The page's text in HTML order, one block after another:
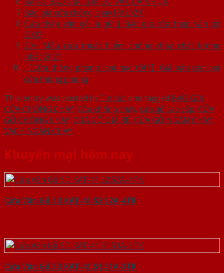
Báo giá cửa chống cháy [8/2021]
Cửa thép vân gỗ là gì? | Báo giá cửa thép vân gỗ
2022
20+ Mẫu cửa thoát hiểm chống cháy chất lượng
nhất 2021
【Cửa thông phòng loại nào tốt?】Giá bán các loại
cửa thông phòng
This entry was posted in Tin tứcand tagged BÁO GIÁ
CỬA CHỐNG CHÁY, Cửa chống cháy, cửa gỗ cao cấp, CỬA
GỖ CHỐNG CHÁY, CỬA GỖ GIÁ RẺ, CỬA GỖ NGĂN CHÁY,
VÁCH NGĂN CHÁY.
Khuyến mại hôm nay
Cửa Vân Gỗ 5D KAT-41.52.52A-4TK
Cửa Vân Gỗ 5D KAT-41.51.51A-3TK